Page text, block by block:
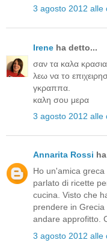
3 agosto 2012 alle
Irene ha detto...
σαν τα καλα
λεω να το
γκραππα.
καλη σου μερα
3 agosto 2012 alle
Annarita Rossi
Ho un'amica
parlato di ricette
cucina. Visto che
prendere in
andare approfitto.
3 agosto 2012 alle